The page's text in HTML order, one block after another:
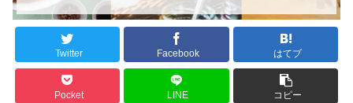
Twitter Facebook はてブ
Pocket LINE コピー